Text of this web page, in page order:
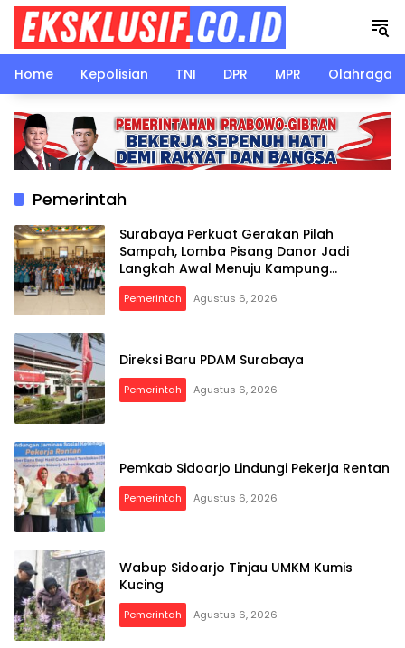
Langsung
konten
Home
Kepolisian TNI DPR MPR Olahraga
Pemerintah
Surabaya Perkuat Gerakan Pilah
Sampah, Lomba Pisang Danor Jadi
Langkah Awal Menuju Kampung
Pancasila
Pemerintah Agustus 6, 2026
Direksi Baru PDAM Surabaya
Pemerintah Agustus 6, 2026
Pemkab Sidoarjo Lindungi Pekerja Rentan
Pemerintah Agustus 6, 2026
Wabup Sidoarjo Tinjau UMKM Kumis
Kucing
Pemerintah Agustus 6, 2026